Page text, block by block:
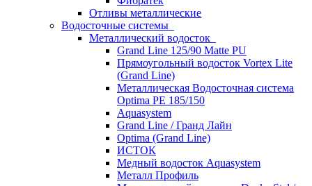
Отливы металлические
Водосточные системы
Металлический водосток
Grand Line 125/90 Matte PU
Прямоугольный водосток Vortex Lite
(Grand Line)
Металлическая Водосточная система
Optima PE 185/150
Aquasystem
Grand Line / Гранд Лайн
Optima (Grand Line)
ИСТОК
Медный водосток Aquasystem
Металл Профиль